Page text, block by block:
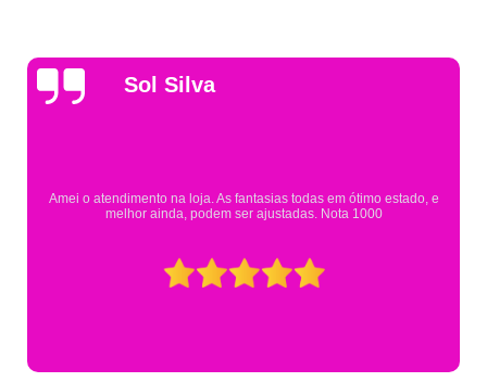
Gsutavo Pinto
Pesquisei em mais de 20 lojas e só encontrei a fantasia de meu filho na
Eureka. Cheguei praticamente no horário em que estavam fechando e
mesmo assim fui muito bem atendido.